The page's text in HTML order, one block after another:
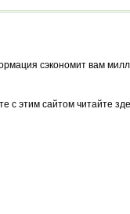
сэкономит вам
с этим сайтом читайте